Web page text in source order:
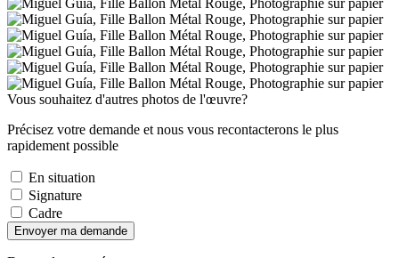
Vous souhaitez d'autres photos de l'œuvre?
Précisez votre demande et nous vous recontacterons le plus
rapidement possible
En situation
Signature
Cadre
Envoyer ma demande